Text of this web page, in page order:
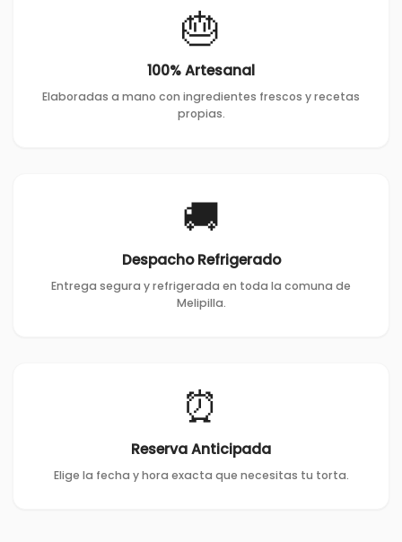
🎂
100% Artesanal
Elaboradas a mano con ingredientes frescos y recetas
propias.
🚚
Despacho Refrigerado
Entrega segura y refrigerada en toda la comuna de
Melipilla.
⏰
Reserva Anticipada
Elige la fecha y hora exacta que necesitas tu torta.